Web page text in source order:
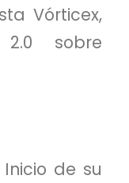
Vórticex,
2.0 sobre
de su